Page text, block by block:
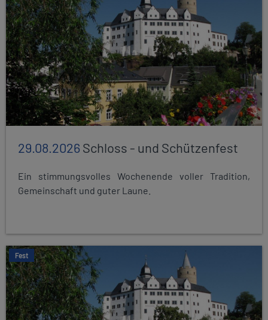
29.08.2026Schloss - und Schützenfest
Ein stimmungsvolles Wochenende voller Tradition,
Gemeinschaft und guter Laune.
Fest